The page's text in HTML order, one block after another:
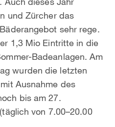
und Zürcher das
sehr rege.
1,3 Mio Eintritte in die
Badeanlagen. Am
wurden die letzten
Ausnahme des
bis am 27.
von 7.00–20.00